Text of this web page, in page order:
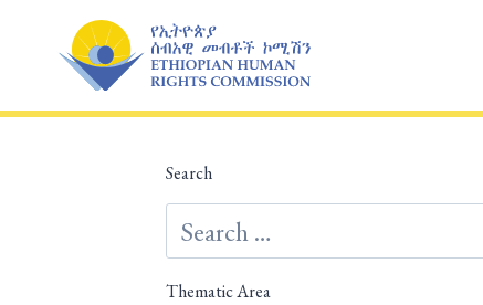
content
Search
Thematic Area